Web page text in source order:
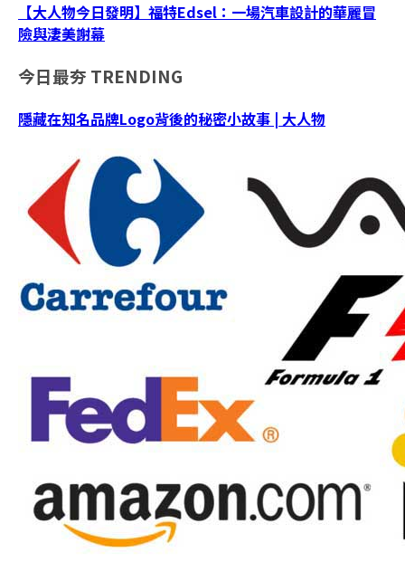
【大人物今日發明】福特Edsel：一場汽車設計的華麗冒
險與淒美謝幕
今日最夯 TRENDING
隱藏在知名品牌Logo背後的秘密小故事 | 大人物